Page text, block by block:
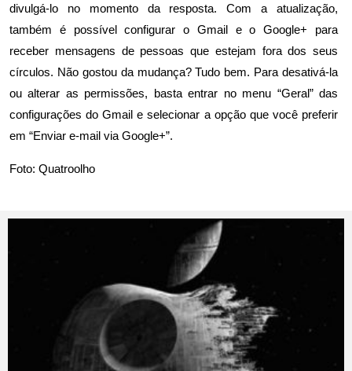
divulgá-lo no momento da resposta. Com a atualização,
também é possível configurar o Gmail e o Google+ para
receber mensagens de pessoas que estejam fora dos seus
círculos. Não gostou da mudança? Tudo bem. Para desativá-la
ou alterar as permissões, basta entrar no menu “Geral” das
configurações do Gmail e selecionar a opção que você preferir
em “Enviar e-mail via Google+”.
Foto: Quatroolho